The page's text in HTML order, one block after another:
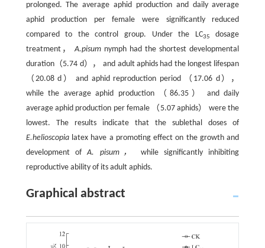
prolonged. The average aphid production and daily average
aphid production per female were significantly reduced
compared to the control group. Under the LC35
dosage
treatment，A.pisumnymph had the shortest developmental
duration（5.74 d）， and adult aphids had the longest lifespan
（20.08 d） and aphid reproduction period （17.06 d），
while the average aphid production （86.35） and daily
average aphid production per female （5.07 aphids） were the
lowest. The results indicate that the sublethal doses of
E.helioscopialatex have a promoting effect on the growth and
development ofA. pisum，
while significantly inhibiting
reproductive ability of its adult aphids.
Graphical abstract